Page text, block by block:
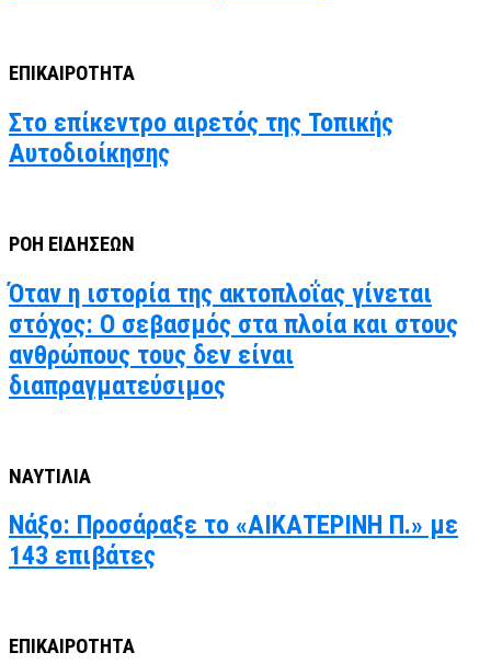
ΕΠΙΚΑΙΡΟΤΗΤΑ
Στο επίκεντρο αιρετός της Τοπικής
Αυτοδιοίκησης
ΡΟΗ ΕΙΔΗΣΕΩΝ
Όταν η ιστορία της ακτοπλοΐας γίνεται
στόχος: Ο σεβασμός στα πλοία και στους
ανθρώπους τους δεν είναι
διαπραγματεύσιμος
ΝΑΥΤΙΛΙΑ
Νάξο: Προσάραξε το «ΑΙΚΑΤΕΡΙΝΗ Π.» με
143 επιβάτες
ΕΠΙΚΑΙΡΟΤΗΤΑ